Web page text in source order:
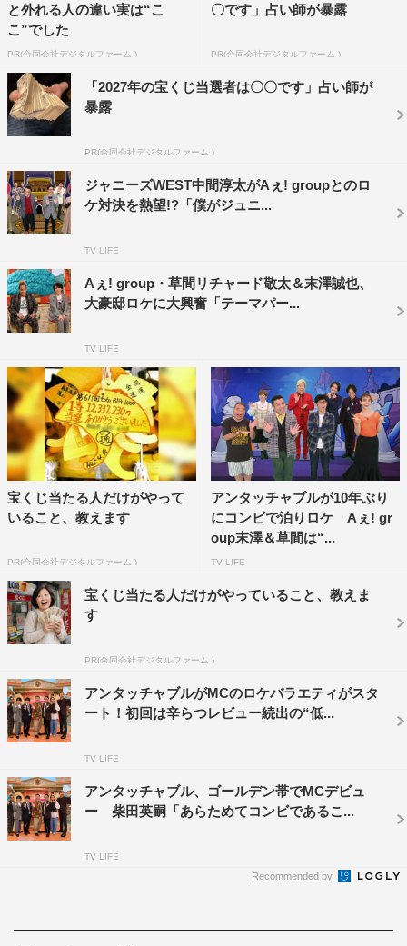
末澤と草間はユニバーサル・スタジオ・ジャパン（USJ）
の“パンドラの箱”を開けるロケへ。2人は「USJの地下に
は、隠された巨大地下帝国がある!?」という噂を検証する
べく聞き込みを開始。お客さんやスタッフに声を掛け続け
るも、なかなか地下帝国につながるヒントは見つからな
い。そこで「地下の秘密を探るには、まず地上から見てみ
よう！」と、最新鋭コースター「ザ・フライング・ダイナ
ソー」へ。空中に投げ出されそうなスリル満点のローラー
コースターをアイドルらしい笑顔でさわやかに楽しむ末澤
に対し、絶叫マシーンが苦手な草間は顔面蒼白に。
そんな中、人気キャラクター・ミニオンの住まいが“地下
研究室”であることに気づいた草間は、「地下へのカギは
ミニオンだ！」と確信。ミニオンの後をこっそりと追いか
けていく。はたして、末澤と草間は、巨大地下帝国の真実
を突き止めることができるのか。
Aぇ! group 末澤誠也
草間リチャード敬太
と外れる人の違い実は“こ
こ”でした
PR(合同会社デジタルファーム )
〇です」占い師が暴露
PR(合同会社デジタルファーム )
「2027年の宝くじ当選者は〇〇です」占い師が
暴露
PR(合同会社デジタルファーム )
ジャニーズWEST中間淳太がAぇ! groupとのロ
ケ対決を熱望!?「僕がジュニ...
TV LIFE
Aぇ! group・草間リチャード敬太＆末澤誠也、
大豪邸ロケに大興奮「テーマパー...
TV LIFE
宝くじ当たる人だけがやって
いること、教えます
PR(合同会社デジタルファーム )
アンタッチャブルが10年ぶり
にコンビで泊りロケ Aぇ! gr
oup末澤＆草間は“...
TV LIFE
宝くじ当たる人だけがやっていること、教えま
す
PR(合同会社デジタルファーム )
アンタッチャブルがMCのロケバラエティがスタ
ート！初回は辛らつレビュー続出の“低...
TV LIFE
アンタッチャブル、ゴールデン帯でMCデビュ
ー 柴田英嗣「あらためてコンビであるこ...
TV LIFE
Recommended by